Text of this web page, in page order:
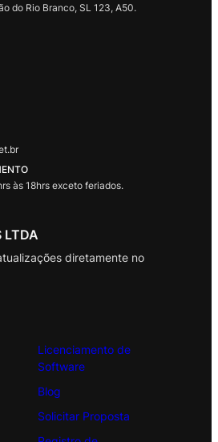
do Rio Branco, SL 123, A50.
às 18hrs exceto feriados.
LTDA
diretamente no
Licenciamento de
Software
Blog
Solicitar Proposta